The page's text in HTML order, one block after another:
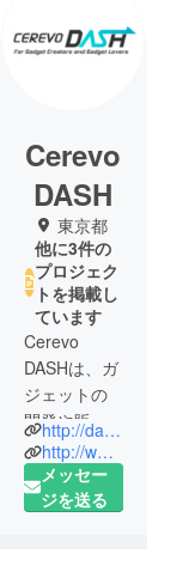
Cerevo
DASH
東京都
他に3件の
プロジェク
トを掲載し
ています
Cerevo
DASHは、ガ
ジェットの
開発や販売
に必要な費
用を、その
ガジェット
http://dash.cerevo.com/
http://www.cerevo.com/
メッセー
ジを送る